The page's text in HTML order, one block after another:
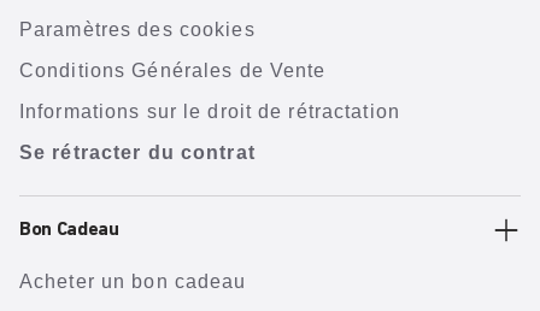
Paramètres des cookies
Conditions Générales de Vente
Informations sur le droit de rétractation
Se rétracter du contrat
Bon Cadeau
Acheter un bon cadeau